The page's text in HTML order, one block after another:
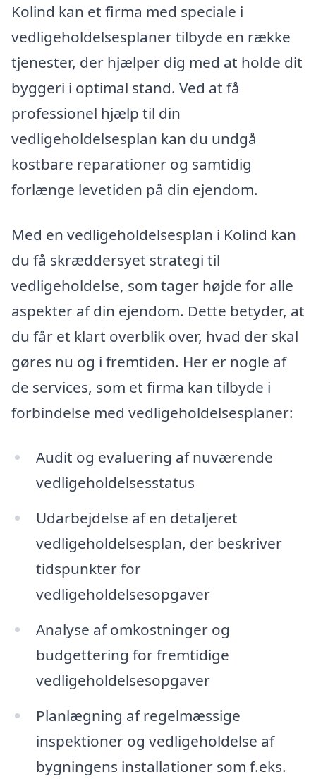
Kolind kan et firma med speciale i
vedligeholdelsesplaner tilbyde en række
tjenester, der hjælper dig med at holde dit
byggeri i optimal stand. Ved at få
professionel hjælp til din
vedligeholdelsesplan kan du undgå
kostbare reparationer og samtidig
forlænge levetiden på din ejendom.
Med en vedligeholdelsesplan i Kolind kan
du få skræddersyet strategi til
vedligeholdelse, som tager højde for alle
aspekter af din ejendom. Dette betyder, at
du får et klart overblik over, hvad der skal
gøres nu og i fremtiden. Her er nogle af
de services, som et firma kan tilbyde i
forbindelse med vedligeholdelsesplaner:
Audit og evaluering af nuværende
vedligeholdelsesstatus
Udarbejdelse af en detaljeret
vedligeholdelsesplan, der beskriver
tidspunkter for
vedligeholdelsesopgaver
Analyse af omkostninger og
budgettering for fremtidige
vedligeholdelsesopgaver
Planlægning af regelmæssige
inspektioner og vedligeholdelse af
bygningens installationer som f.eks.